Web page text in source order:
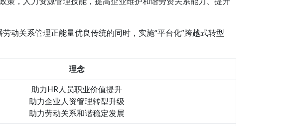
动关系管理正能量优良传统的同时，实施“平台化”跨越式转型
理念
助力HR人员职业价值提升
助力企业人资管理转型升级
助力劳动关系和谐稳定发展